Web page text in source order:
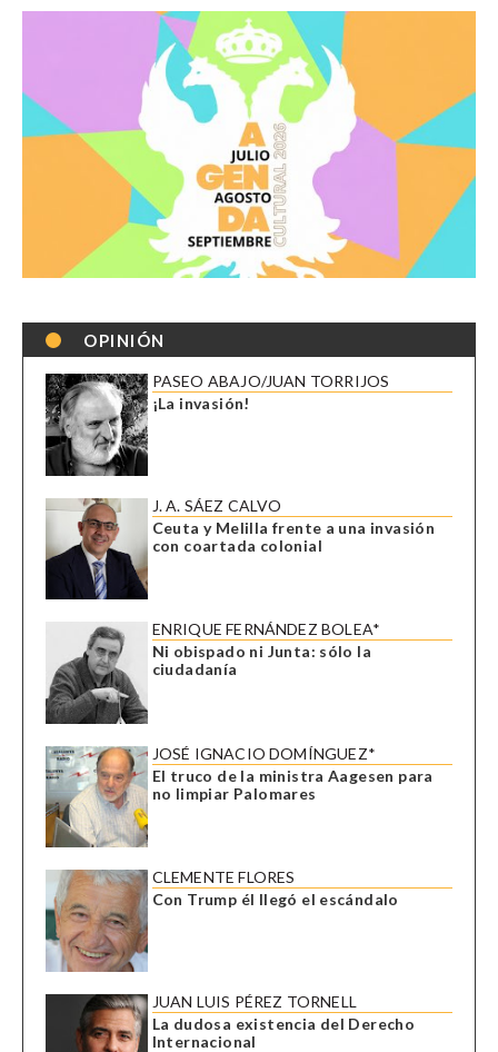
OPINIÓN
PASEO ABAJO/JUAN TORRIJOS
¡La invasión!
J. A. SÁEZ CALVO
Ceuta y Melilla frente a una invasión
con coartada colonial
ENRIQUE FERNÁNDEZ BOLEA*
Ni obispado ni Junta: sólo la
ciudadanía
JOSÉ IGNACIO DOMÍNGUEZ*
El truco de la ministra Aagesen para
no limpiar Palomares
CLEMENTE FLORES
Con Trump él llegó el escándalo
JUAN LUIS PÉREZ TORNELL
La dudosa existencia del Derecho
Internacional